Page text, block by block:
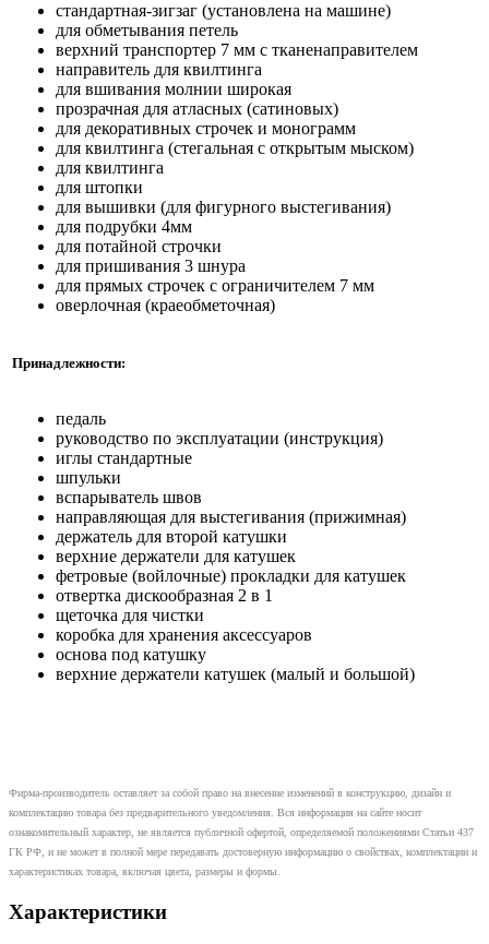
стандартная-зигзаг (установлена на машине)
для обметывания петель
верхний транспортер 7 мм с тканенаправителем
направитель для квилтинга
для вшивания молнии широкая
прозрачная для атласных (сатиновых)
для декоративных строчек и монограмм
для квилтинга (стегальная с открытым мыском)
для квилтинга
для штопки
для вышивки (для фигурного выстегивания)
для подрубки 4мм
для потайной строчки
для пришивания 3 шнура
для прямых строчек с ограничителем 7 мм
оверлочная (краеобметочная)
Принадлежности:
педаль
руководство по эксплуатации (инструкция)
иглы стандартные
шпульки
вспарыватель швов
направляющая для выстегивания (прижимная)
держатель для второй катушки
верхние держатели для катушек
фетровые (войлочные) прокладки для катушек
отвертка дискообразная 2 в 1
щеточка для чистки
коробка для хранения аксессуаров
основа под катушку
верхние держатели катушек (малый и большой)
Фирма-производитель оставляет за собой право на внесение изменений в конструкцию, дизайн и
комплектацию товара без предварительного уведомления. Вся информация на сайте носит
ознакомительный характер, не является публичной офертой, определяемой положениями Статьи 437
ГК РФ, и не может в полной мере передавать достоверную информацию о свойствах, комплектации и
характеристиках товара, включая цвета, размеры и формы.
Характеристики